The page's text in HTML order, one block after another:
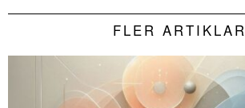
FLER ARTIKLAR